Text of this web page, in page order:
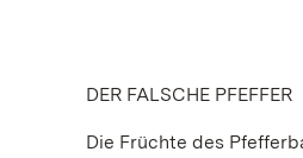
DER FALSCHE PFEFFER
Die Früchte des